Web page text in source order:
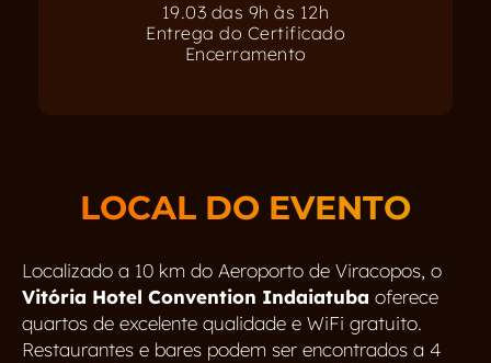
19.03 das 9h às 12h
Entrega do Certificado
Encerramento
LOCAL DO EVENTO
Localizado a 10 km do Aeroporto de Viracopos, o
Vitória Hotel Convention Indaiatuba oferece
quartos de excelente qualidade e WiFi gratuito.
Restaurantes e bares podem ser encontrados a 4